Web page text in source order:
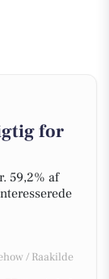
for
59,2% af
/ Raakilde